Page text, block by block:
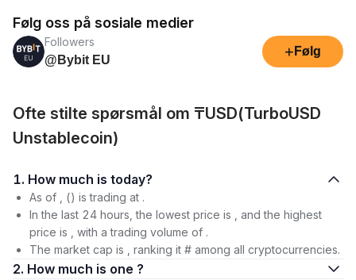
Følg oss på sosiale medier
Followers
@Bybit EU
+ Følg
Ofte stilte spørsmål om ₸USD(TurboUSD
Unstablecoin)
1. How much is today?
As of , () is trading at .
In the last 24 hours, the lowest price is , and the highest
price is , with a trading volume of .
The market cap is , ranking it # among all cryptocurrencies.
2. How much is one ?